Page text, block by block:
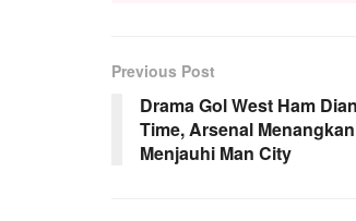
Previous Post
Drama Gol West Ham
Time, Arsenal
Menjauhi Man City